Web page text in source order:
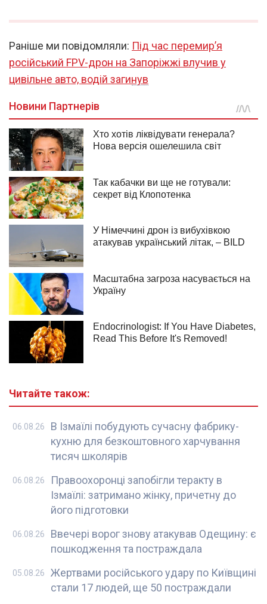
Раніше ми повідомляли: Під час перемир’я
російський FPV-дрон на Запоріжжі влучив у
цивільне авто, водій загинув
Читайте також:
В Ізмаїлі побудують сучасну фабрику-
кухню для безкоштовного харчування
тисяч школярів
06.08.26
Правоохоронці запобігли теракту в
Ізмаїлі: затримано жінку, причетну до
його підготовки
06.08.26
Ввечері ворог знову атакував Одещину: є
пошкодження та постраждала
06.08.26
Жертвами російського удару по Київщині
стали 17 людей, ще 50 постраждали
05.08.26